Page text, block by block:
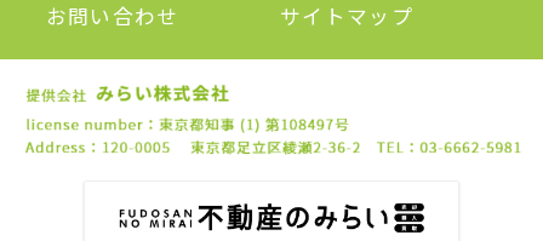
お問い合わせ
サイトマップ